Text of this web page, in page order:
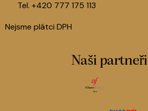
Tel. +420 777 175 113
Nejsme plátci DPH
Naši partneři